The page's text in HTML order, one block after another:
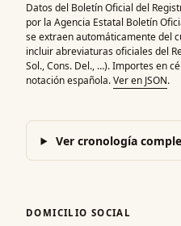
Datos del Boletín Oficial del
por la Agencia Estatal Boletín
se extraen automáticamente del
incluir abreviaturas oficiales del
Sol., Cons. Del., …). Importes en
notación española.Ver en JSON.
Ver cronología
DOMICILIO SOCIAL